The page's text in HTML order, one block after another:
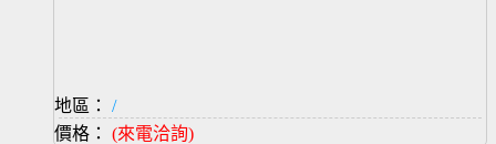
地區：
/
價格： (來電洽詢)